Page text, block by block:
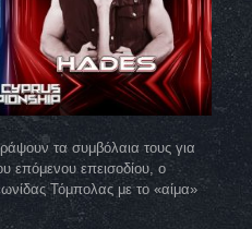
τα συμβόλαια τους για
επόμενου επεισοδίου, ο
Τόμπολας με το «αίμα»